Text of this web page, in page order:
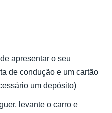
apresentar o seu
de condução e um cartão
um depósito)
levante o carro e